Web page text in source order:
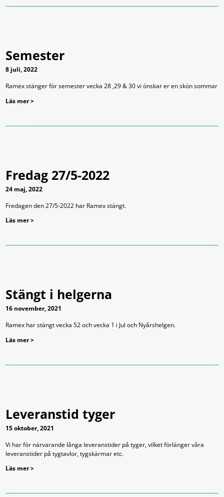
Semester
8 juli, 2022
Ramex stänger för semester vecka 28 ,29 & 30 vi önskar er en skön sommar
Läs mer >
Fredag 27/5-2022
24 maj, 2022
Fredagen den 27/5-2022 har Ramex stängt.
Läs mer >
Stängt i helgerna
16 november, 2021
Ramex har stängt vecka 52 och vecka 1 i Jul och Nyårshelgen.
Läs mer >
Leveranstid tyger
15 oktober, 2021
Vi har för närvarande långa leveranstider på tyger, vilket förlänger våra
leveranstider på tygtavlor, tygskärmar etc.
Läs mer >